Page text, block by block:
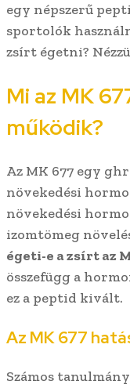
egy népszerű
sportolók
zsírt égetni?
Mi az MK
működik?
Az MK 677 egy
növekedési
növekedési
izomtömeg
égeti-e a zsírt az
összefügg a
ez a peptid kivált.
Az MK 677
Számos